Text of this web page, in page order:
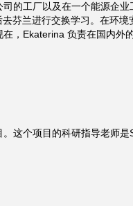
的工厂以及在一个能源企业
芬兰进行交换学习。在环境
，Ekaterina 负责在国内外
这个项目的科研指导老师是